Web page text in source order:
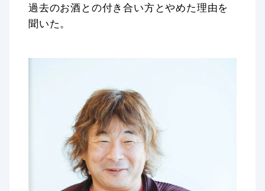
過去のお酒との付き合い方とやめた理由を
聞いた。